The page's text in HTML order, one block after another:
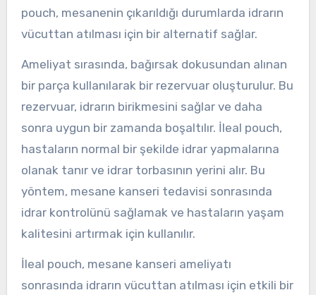
pouch, mesanenin çıkarıldığı durumlarda idrarın
vücuttan atılması için bir alternatif sağlar.
Ameliyat sırasında, bağırsak dokusundan alınan
bir parça kullanılarak bir rezervuar oluşturulur. Bu
rezervuar, idrarın birikmesini sağlar ve daha
sonra uygun bir zamanda boşaltılır. İleal pouch,
hastaların normal bir şekilde idrar yapmalarına
olanak tanır ve idrar torbasının yerini alır. Bu
yöntem, mesane kanseri tedavisi sonrasında
idrar kontrolünü sağlamak ve hastaların yaşam
kalitesini artırmak için kullanılır.
İleal pouch, mesane kanseri ameliyatı
sonrasında idrarın vücuttan atılması için etkili bir